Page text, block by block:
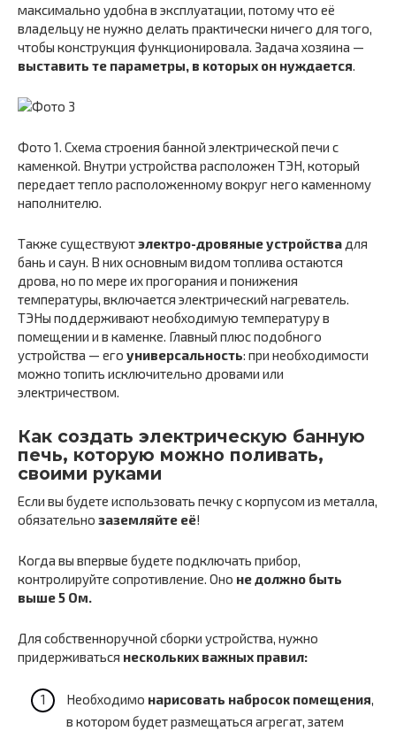
максимально удобна в эксплуатации, потому что её
владельцу не нужно делать практически ничего для того,
чтобы конструкция функционировала. Задача хозяина —
выставить те параметры, в которых он нуждается.
Фото 1. Схема строения банной электрической печи с
каменкой. Внутри устройства расположен ТЭН, который
передает тепло расположенному вокруг него каменному
наполнителю.
Также существуютэлектро-дровяные устройства для
бань и саун. В них основным видом топлива остаются
дрова, но по мере их прогорания и понижения
температуры, включается электрический нагреватель.
ТЭНы поддерживают необходимую температуру в
помещении и в каменке. Главный плюс подобного
устройства — его универсальность: при необходимости
можно топить исключительно дровами или
электричеством.
Как создать электрическую банную
печь, которую можно поливать,
своими руками
Если вы будете использовать печку с корпусом из металла,
обязательно заземляйте её!
Когда вы впервые будете подключать прибор,
контролируйте сопротивление. Оно не должно быть
выше 5 Ом.
Для собственноручной сборки устройства, нужно
придерживаться нескольких важных правил:
Необходимо нарисовать набросок помещения,
в котором будет размещаться агрегат, затем